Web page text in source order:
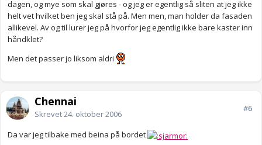
dagen, og mye som skal gjøres - og jeg er egentlig så sliten at jeg ikke
helt vet hvilket ben jeg skal stå på. Men men, man holder da fasaden
allikevel. Av og til lurer jeg på hvorfor jeg egentlig ikke bare kaster inn
håndklet?
Men det passer jo liksom aldri
Chennai
Skrevet24. oktober 2006
#6
Da var jeg tilbake med beina på bordet